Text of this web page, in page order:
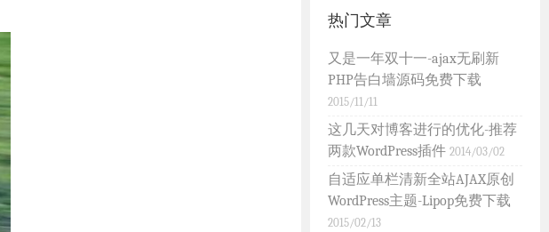
热门文章
又是一年双十一-ajax无刷新
PHP告白墙源码免费下载
2015/11/11
这几天对博客进行的优化-推荐
两款WordPress插件2014/03/02
自适应单栏清新全站AJAX原创
WordPress主题-Lipop免费下载
2015/02/13